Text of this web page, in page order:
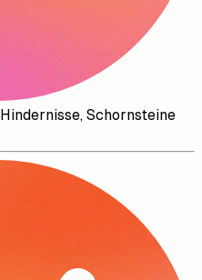
Hindernisse, Schornsteine